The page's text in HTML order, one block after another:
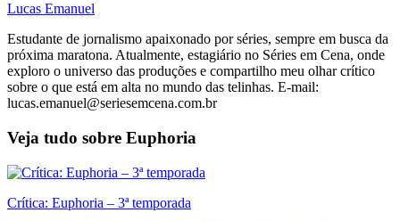
Lucas Emanuel
Estudante de jornalismo apaixonado por séries, sempre em busca da
próxima maratona. Atualmente, estagiário no Séries em Cena, onde
exploro o universo das produções e compartilho meu olhar crítico
sobre o que está em alta no mundo das telinhas. E-mail:
lucas.emanuel@seriesemcena.com.br
Veja tudo sobre Euphoria
Crítica: Euphoria – 3ª temporada